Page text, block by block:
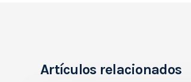
Artículos relacionados